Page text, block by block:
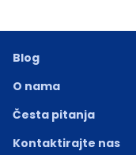
Blog
O nama
Česta pitanja
Kontaktirajte nas